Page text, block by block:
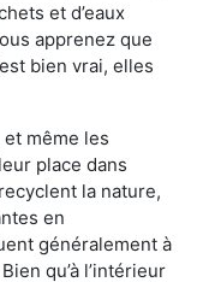
et d’eaux
apprenez que
bien vrai, elles
même les
place dans
la nature,
en
généralement à
qu’à l’intérieur